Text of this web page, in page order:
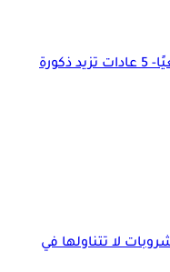
رفع هرمون التستوستيرون طبيعيًا- 5 عادات تزيد ذكورة
ارتفاع ضغط الدم- 3 مشروبات لا تتناولها في